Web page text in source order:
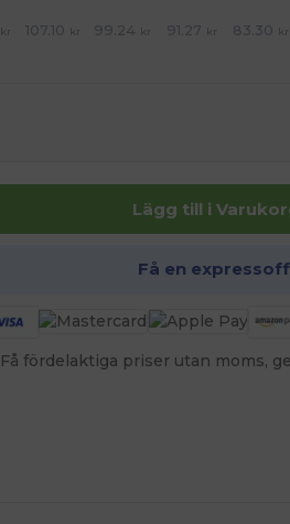
kr 107.10 kr 99.24 kr 91.27 kr 83.30 kr
Lägg till i
Få en
fördelaktiga priser utan moms,